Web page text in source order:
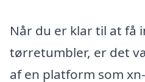
Når du er klar til at få
tørretumbler, er det
af en platform som